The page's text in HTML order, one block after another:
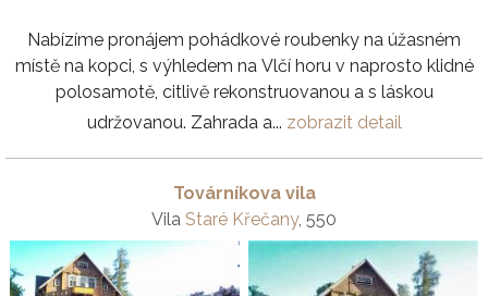
Nabízíme pronájem pohádkové roubenky na úžasném
místě na kopci, s výhledem na Vlčí horu v naprosto klidné
polosamotě, citlivě rekonstruovanou a s láskou
udržovanou. Zahrada a... zobrazit detail
Továrníkova vila
Vila Staré Křečany, 550